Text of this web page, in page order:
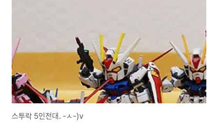
스투락 5인전대. -ㅅ-)v